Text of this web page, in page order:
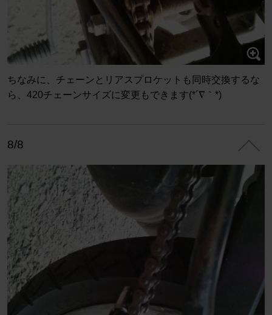
ちなみに、チェーンとリアスプロケットも同時交換するな
ら、420チェーンサイズに変更もできます(*´∇｀*)
8/8